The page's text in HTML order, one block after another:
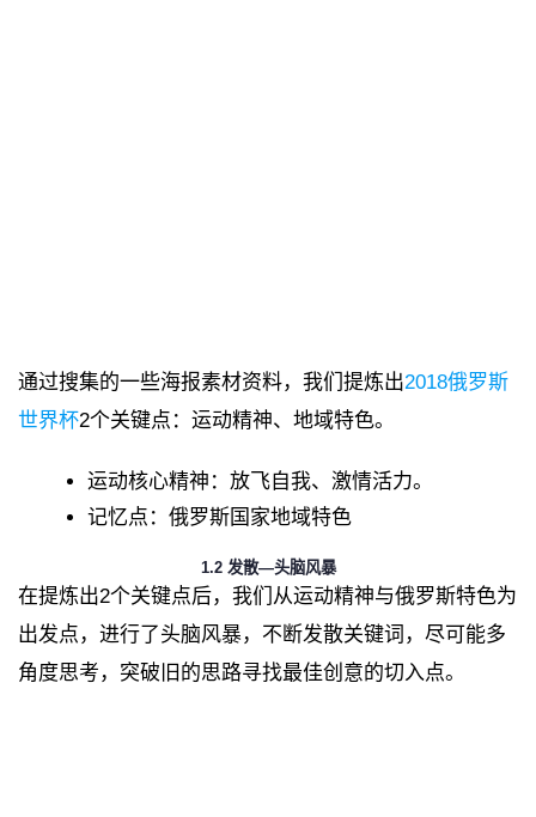
通过搜集的一些海报素材资料，我们提炼出2018俄罗斯
世界杯2个关键点：运动精神、地域特色。
运动核心精神：放飞自我、激情活力。
记忆点：俄罗斯国家地域特色
1.2 发散—头脑风暴
在提炼出2个关键点后，我们从运动精神与俄罗斯特色为
出发点，进行了头脑风暴，不断发散关键词，尽可能多
角度思考，突破旧的思路寻找最佳创意的切入点。